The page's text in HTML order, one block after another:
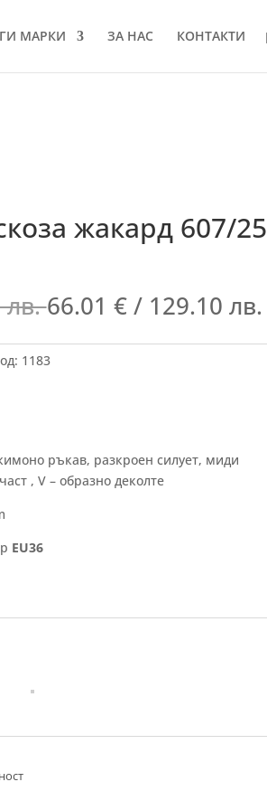
МАРКИ ЗА НАС КОНТАКТИ
жакард 607/25
лв.66.01 €/ 129.10 лв.
1183
ръкав, разкроен силует, миди
, V – образно деколте
EU36